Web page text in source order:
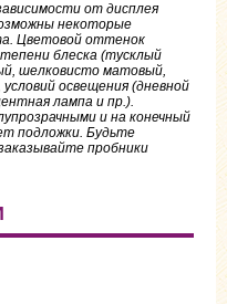
от дисплея
некоторые
Цветовой оттенок
блеска (тусклый
шелковисто матовый,
освещения (дневной
лампа и пр.).
и на конечный
подложки. Будьте
пробники